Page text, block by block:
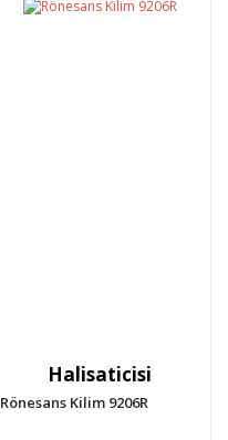
Halisaticisi
Rönesans Kilim 9206R